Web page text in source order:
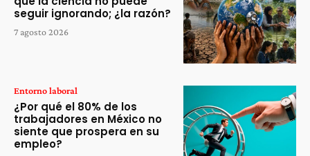
seguir ignorando; ¿la razón?
7 agosto 2026
Entorno laboral
¿Por qué el 80% de los
trabajadores en México no
siente que prospera en su
empleo?